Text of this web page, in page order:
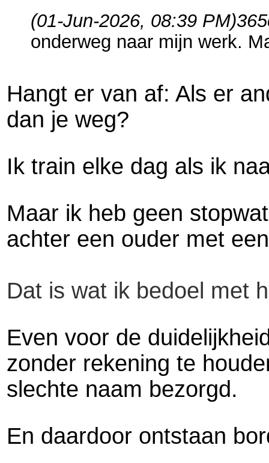
(01-Jun-2026, 08:39 PM)
onderweg naar mijn werk.
Hangt er van af: Als er
dan je weg?
Ik train elke dag als ik
Maar ik heb geen
achter een ouder met
Dat is wat ik bedoel met
Even voor de
zonder rekening te
slechte naam bezorgd.
En daardoor ontstaan